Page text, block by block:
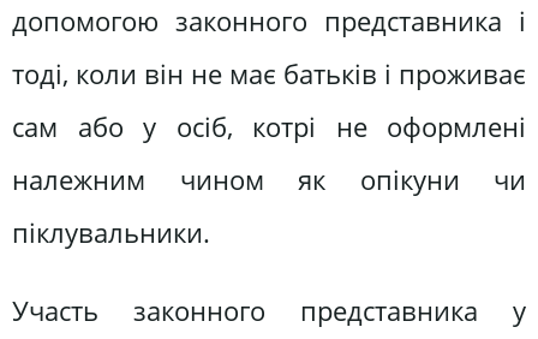
допомогою законного представника і
тоді, коли він не має батьків і проживає
сам або у осіб, котрі не оформлені
належним чином як опікуни чи
піклувальники.
Участь законного представника у